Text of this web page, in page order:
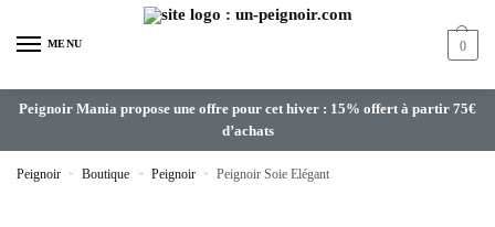
MENU 0
Peignoir Mania propose une offre pour cet hiver : 15% offert à partir 75€
d’achats
Peignoir » Boutique » Peignoir » Peignoir Soie Elégant